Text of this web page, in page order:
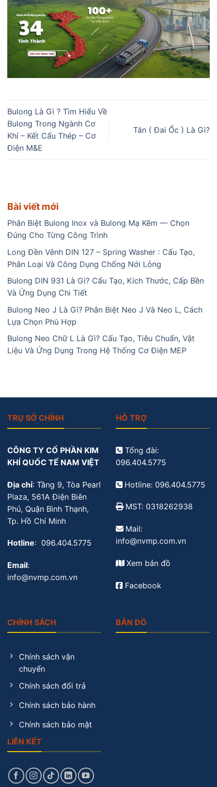
Bulong Là Gì ? Tìm Hiểu Về
Bulong Trong Ngành Cơ
Khí – Kết Cấu Thép – Cơ
Điện M&E
Tán ( Đai Ốc ) Là Gì?
Bài viết mới
Phân Biệt Bulong Inox và Bulong Mạ Kẽm — Chọn
Đúng Cho Từng Công Trình
Long Đền Vênh DIN 127 – Spring Washer : Cấu Tạo,
Phân Loại Và Công Dụng Chống Nới Lỏng
Bulong DIN 931 Là Gì? Cấu Tạo, Kích Thước, Cấp Bền
Và Ứng Dụng Chi Tiết
Bulong Neo J Là Gì? Phân Biệt Neo J Và Neo L, Cách
Lựa Chọn Phù Hợp
Bulong Neo Chữ L Là Gì? Cấu Tạo, Tiêu Chuẩn, Vật
Liệu Và Ứng Dụng Trong Hệ Thống Cơ Điện MEP
TRỤ SỞ CHÍNH
CÔNG TY CỔ PHẦN KIM
KHÍ QUỐC TẾ NAM VIỆT
Địa chỉ: Tầng 9, Tòa Pearl
Plaza, 561A Điện Biên
Phủ, Quận Bình Thạnh,
Tp. Hồ Chí Minh
Hotline: 096.404.5775
Email:
info@nvmp.com.vn
HỖ TRỢ
Tổng đài:
096.404.5775
Hotline: 096.404.5775
MST: 0318262938
Mail:
info@nvmp.com.vn
Xem bản đồ
Facebook
CHÍNH SÁCH
Chính sách vận
chuyển
Chính sách đổi trả
Chính sách bảo hành
Chính sách bảo mật
LIÊN KẾT
BẢN ĐỒ